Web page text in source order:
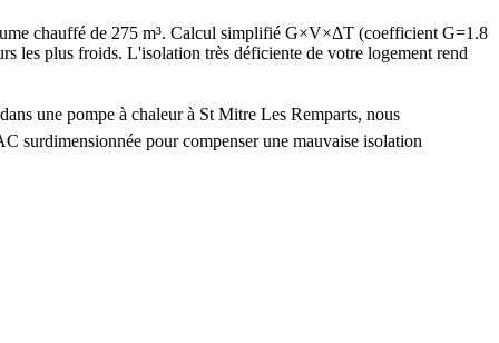
chauffé de 275 m³. Calcul simplifié G×V×ΔT (coefficient G=1.8
les plus froids. L'isolation très déficiente de votre logement rend
une pompe à chaleur à St Mitre Les Remparts, nous
surdimensionnée pour compenser une mauvaise isolation